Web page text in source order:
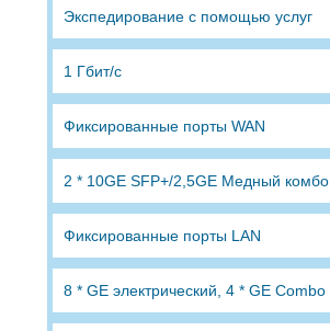
Экспедирование с помощью услуг
1 Гбит/с
Фиксированные порты WAN
2 * 10GE SFP+/2,5GE Медный комбо
Фиксированные порты LAN
8 * GE электрический, 4 * GE Combo